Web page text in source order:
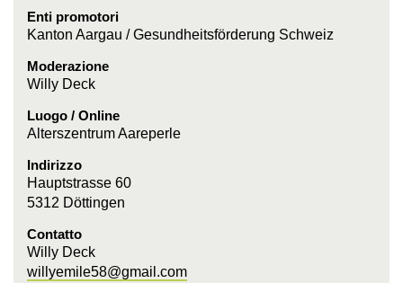
Enti promotori
Kanton Aargau / Gesundheitsförderung Schweiz
Moderazione
Willy Deck
Luogo / Online
Alterszentrum Aareperle
Indirizzo
Hauptstrasse 60
5312 Döttingen
Contatto
Willy Deck
willyemile58@gmail.com